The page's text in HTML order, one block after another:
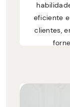
eficiente
clientes,